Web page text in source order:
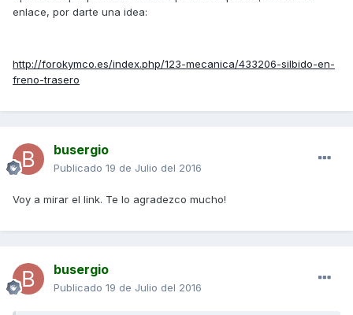
enlace, por darte una idea:
http://forokymco.es/index.php/123-mecanica/433206-silbido-en-
freno-trasero
busergio
Publicado 19 de Julio del 2016
Voy a mirar el link. Te lo agradezco mucho!
busergio
Publicado 19 de Julio del 2016